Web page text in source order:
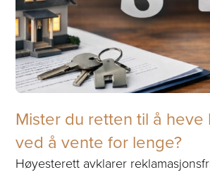
Mister du retten til å
ved å vente for lenge?
Høyesterett avklarer